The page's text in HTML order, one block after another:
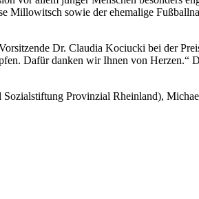
Millowitsch sowie der ehemalige
Dr. Claudia Kociucki bei der
Dafür danken wir Ihnen von Herzen.“
Provinzial Rheinland),